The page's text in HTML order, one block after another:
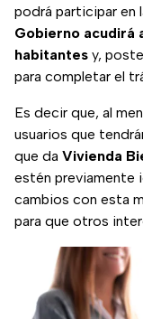
podrá participar en
Gobierno acudirá
habitantes y,
para completar el
Es decir que, al
usuarios que
que da Vivienda
estén previamente
cambios con esta
para que otros